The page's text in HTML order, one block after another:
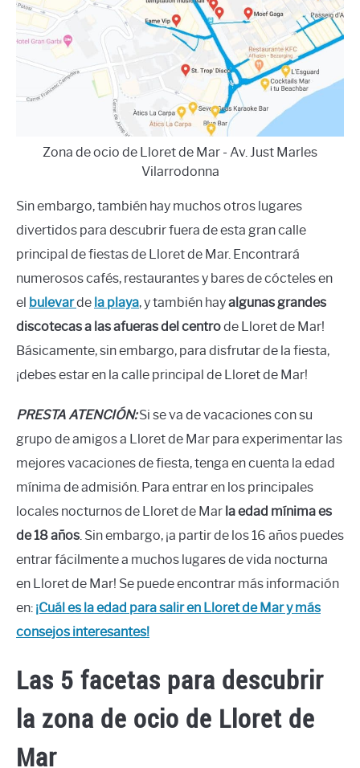
Zona de ocio de Lloret de Mar - Av. Just Marles
Vilarrodonna
Sin embargo, también hay muchos otros lugares
divertidos para descubrir fuera de esta gran calle
principal de fiestas de Lloret de Mar. Encontrará
numerosos cafés, restaurantes y bares de cócteles en
el bulevarde la playa, y también hayalgunas grandes
discotecas a las afueras del centrode Lloret de Mar!
Básicamente, sin embargo, para disfrutar de la fiesta,
¡debes estar en la calle principal de Lloret de Mar!
PRESTA ATENCIÓN:Si se va de vacaciones con su
grupo de amigos a Lloret de Mar para experimentar las
mejores vacaciones de fiesta, tenga en cuenta la edad
mínima de admisión. Para entrar en los principales
locales nocturnos de Lloret de Mar la edad mínima es
de 18 años. Sin embargo, ¡a partir de los 16 años puedes
entrar fácilmente a muchos lugares de vida nocturna
en Lloret de Mar! Se puede encontrar más información
en: ¡Cuál es la edad para salir en Lloret de Mar y más
consejos interesantes!
Las 5 facetas para descubrir
la zona de ocio de Lloret de
Mar